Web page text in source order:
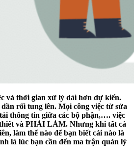
và thời gian xử lý dài hơn dự kiến.
rối tung lên. Mọi công việc từ sửa
thông tin giữa các bộ phận,…. việc
và PHẢI LÀM. Nhưng khi tất cả
làm thế nào để bạn biết cái nào là
là lúc bạn cần đến ma trận quản lý